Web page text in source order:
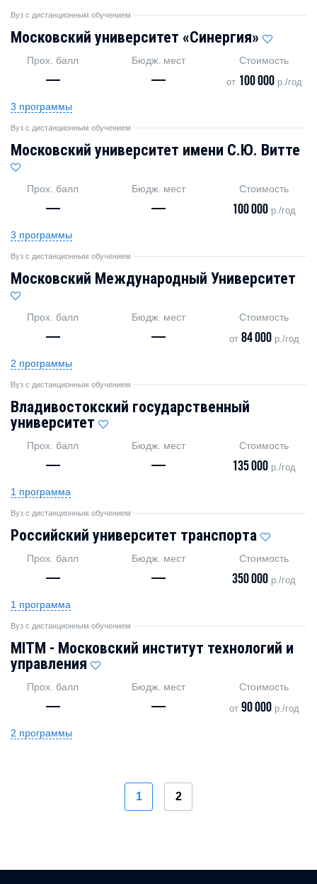
Вуз с дистанционным обучением
Московский университет «Синергия»
Прох. балл
—
Бюдж. мест
—
Стоимость
от 100 000р./год
3 программы
Вуз с дистанционным обучением
Московский университет имени С.Ю. Витте
Прох. балл
—
Бюдж. мест
—
Стоимость
100 000 р./год
3 программы
Вуз с дистанционным обучением
Московский Международный Университет
Прох. балл
—
Бюдж. мест
—
Стоимость
от 84 000р./год
2 программы
Вуз с дистанционным обучением
Владивостокский государственный
университет
Прох. балл
—
Бюдж. мест
—
Стоимость
135 000 р./год
1 программа
Вуз с дистанционным обучением
Российский университет транспорта
Прох. балл
—
Бюдж. мест
—
Стоимость
350 000 р./год
1 программа
Вуз с дистанционным обучением
MITM - Московский институт технологий и
управления
Прох. балл
—
Бюдж. мест
—
Стоимость
от 90 000р./год
2 программы
1 2